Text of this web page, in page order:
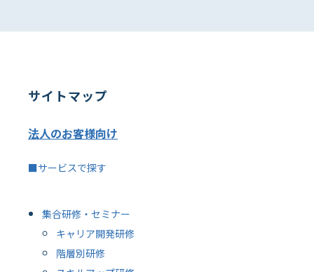
サイトマップ
法人のお客様向け
■サービスで探す
集合研修・セミナー
キャリア開発研修
階層別研修